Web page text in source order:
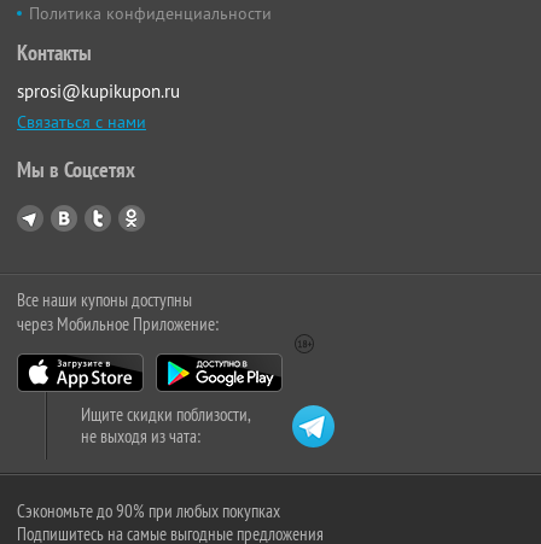
Политика конфиденциальности
Контакты
sprosi@kupikupon.ru
Связаться с нами
Мы в Соцсетях
Все наши купоны доступны
через Мобильное Приложение:
Ищите скидки поблизости,
не выходя из чата:
Сэкономьте до 90% при любых покупках
Подпишитесь на самые выгодные предложения